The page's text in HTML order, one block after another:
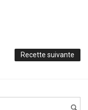
Recette suivante